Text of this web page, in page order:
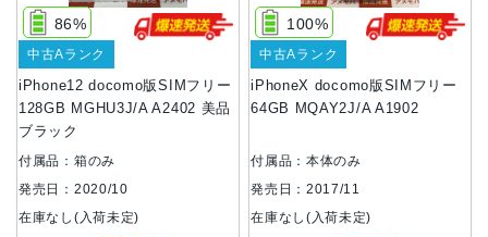
iPhone12 docomo版SIMフリー
128GB MGHU3J/A A2402 美品
ブラック
86%
中古Aランク
付属品：箱のみ
発売日：2020/10
在庫なし(入荷未定)
iPhoneX docomo版SIMフリー
64GB MQAY2J/A A1902
100%
中古Aランク
付属品：本体のみ
発売日：2017/11
在庫なし(入荷未定)